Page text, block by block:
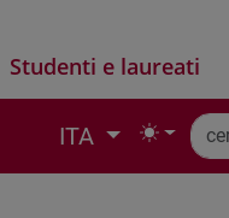
Studenti e laureati
ITA